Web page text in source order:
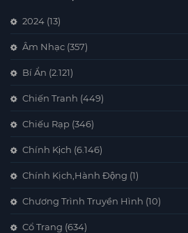
2024 (13)
Âm Nhạc (357)
Bí Ẩn (2.121)
Chiến Tranh (449)
Chiếu Rạp (346)
Chính Kịch (6.146)
Chính Kịch,Hành Động (1)
Chương Trình Truyền Hình (10)
Cổ Trang (634)